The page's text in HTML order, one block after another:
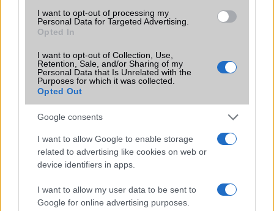
I want to opt-out of processing my
Personal Data for Targeted Advertising.
Opted In
I want to opt-out of Collection, Use,
Retention, Sale, and/or Sharing of my
Personal Data that Is Unrelated with the
Purposes for which it was collected.
Opted Out
Google consents
I want to allow Google to enable storage
related to advertising like cookies on web or
device identifiers in apps.
I want to allow my user data to be sent to
Google for online advertising purposes.
Flight mode Van
Terület
Funkciók
Glass front, glass back,
aluminum frame, MIL-STD-
810G, DCI-P3 100%, HDR10,
Brand
Védelem IP68
Limited Edition
SAR
1,47
N/A = Nincs adat. Legutóbbi frissítés: 2026-07-13 19:00:00